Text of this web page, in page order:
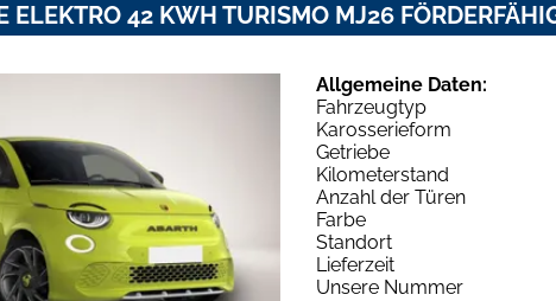
42 KWH TURISMO MJ26
Allgemeine Daten:
Fahrzeugtyp
Karosserieform
Getriebe
Kilometerstand
Anzahl der Türen
Farbe
Standort
Lieferzeit
Unsere Nummer